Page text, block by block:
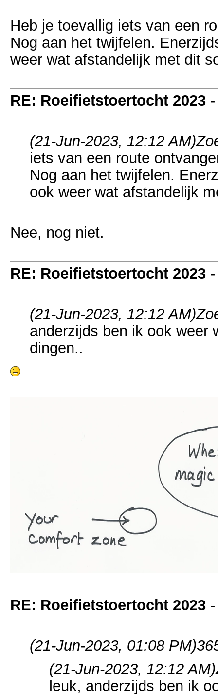
Heb je toevallig iets van een
Nog aan het twijfelen.
weer wat afstandelijk met dit
RE: Roeifietstoertocht 2023
(21-Jun-2023, 12:12 AM)
iets van een route
Nog aan het twijfelen.
ook weer wat afstandelijk
Nee, nog niet.
RE: Roeifietstoertocht 2023
(21-Jun-2023, 12:12 AM)
anderzijds ben ik ook weer
dingen..
RE: Roeifietstoertocht 2023
(21-Jun-2023, 01:08 PM)
(21-Jun-2023, 12:12 AM)
leuk, anderzijds ben ik